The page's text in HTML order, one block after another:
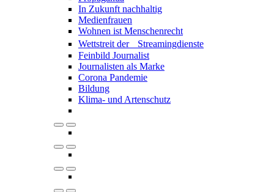
In Zukunft nachhaltig
Medienfrauen
Wohnen ist Menschenrecht
Wettstreit der Streamingdienste
Feinbild Journalist
Journalisten als Marke
Corona Pandemie
Bildung
Klima- und Artenschutz